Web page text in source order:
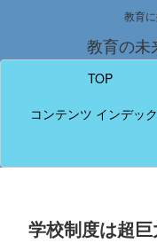
教育
教育の未
TOP
コンテンツ インデッ
学校制度は超